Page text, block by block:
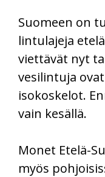
Suomeen on
lintulajeja
viettävät nyt
vesilintuja
isokoskelot.
vain kesällä.
Monet Etelä-
myös